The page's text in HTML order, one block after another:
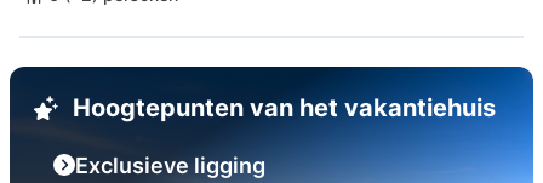
Hoogtepunten van het vakantiehuis
Exclusieve ligging